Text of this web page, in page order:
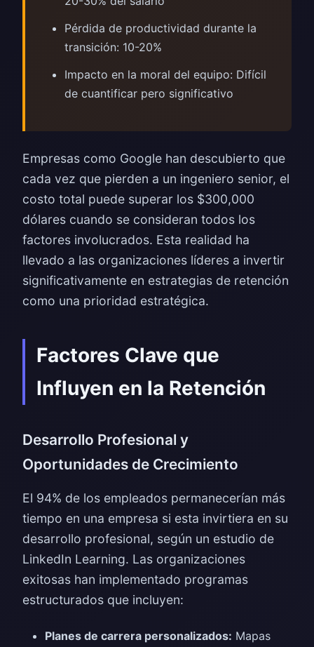
Pérdida de productividad durante la
transición: 10-20%
Impacto en la moral del equipo: Difícil
de cuantificar pero significativo
Empresas como Google han descubierto que
cada vez que pierden a un ingeniero senior, el
costo total puede superar los $300,000
dólares cuando se consideran todos los
factores involucrados. Esta realidad ha
llevado a las organizaciones líderes a invertir
significativamente en estrategias de retención
como una prioridad estratégica.
Factores Clave que
Influyen en la Retención
Desarrollo Profesional y
Oportunidades de Crecimiento
El 94% de los empleados permanecerían más
tiempo en una empresa si esta invirtiera en su
desarrollo profesional, según un estudio de
LinkedIn Learning. Las organizaciones
exitosas han implementado programas
estructurados que incluyen:
Planes de carrera personalizados: Mapas